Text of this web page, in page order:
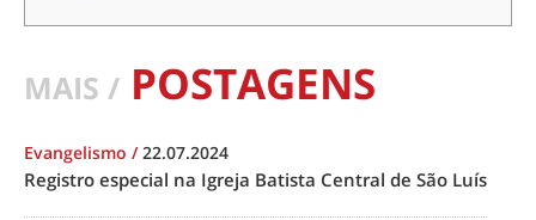
MAIS / POSTAGENS
Evangelismo /22.07.2024
Registro especial na Igreja Batista Central de São Luís